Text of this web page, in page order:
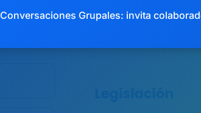
Conversaciones Grupales: invita